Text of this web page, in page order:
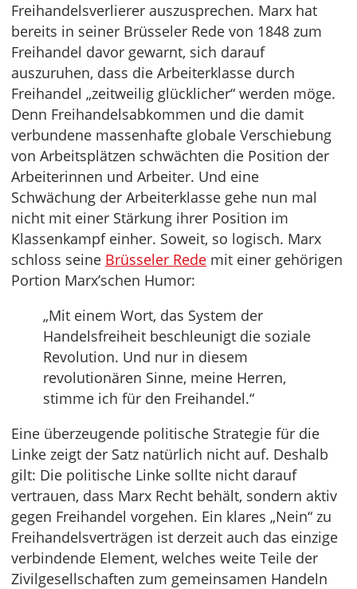
Freihandelsverlierer auszusprechen. Marx hat
bereits in seiner Brüsseler Rede von 1848 zum
Freihandel davor gewarnt, sich darauf
auszuruhen, dass die Arbeiterklasse durch
Freihandel „zeitweilig glücklicher“ werden möge.
Denn Freihandelsabkommen und die damit
verbundene massenhafte globale Verschiebung
von Arbeitsplätzen schwächten die Position der
Arbeiterinnen und Arbeiter. Und eine
Schwächung der Arbeiterklasse gehe nun mal
nicht mit einer Stärkung ihrer Position im
Klassenkampf einher. Soweit, so logisch. Marx
schloss seine Brüsseler Rede mit einer gehörigen
Portion Marx’schen Humor:
„Mit einem Wort, das System der
Handelsfreiheit beschleunigt die soziale
Revolution. Und nur in diesem
revolutionären Sinne, meine Herren,
stimme ich für den Freihandel.“
Eine überzeugende politische Strategie für die
Linke zeigt der Satz natürlich nicht auf. Deshalb
gilt: Die politische Linke sollte nicht darauf
vertrauen, dass Marx Recht behält, sondern aktiv
gegen Freihandel vorgehen. Ein klares „Nein“ zu
Freihandelsverträgen ist derzeit auch das einzige
verbindende Element, welches weite Teile der
Zivilgesellschaften zum gemeinsamen Handeln